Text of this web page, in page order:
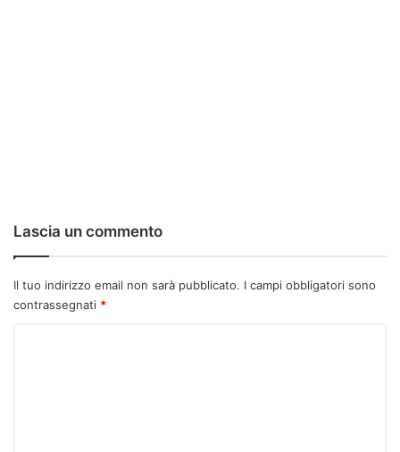
Lascia un commento
Il tuo indirizzo email non sarà pubblicato. I campi obbligatori sono
contrassegnati *